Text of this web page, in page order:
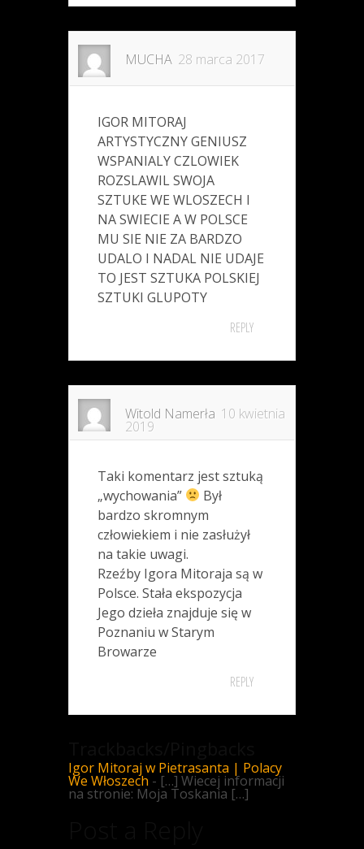
MUCHA 28 marca 2017
IGOR MITORAJ
ARTYSTYCZNY GENIUSZ
WSPANIALY CZLOWIEK
ROZSLAWIL SWOJA
SZTUKE WE WLOSZECH I
NA SWIECIE A W POLSCE
MU SIE NIE ZA BARDZO
UDALO I NADAL NIE UDAJE
TO JEST SZTUKA POLSKIEJ
SZTUKI GLUPOTY
REPLY
Witold Namerła 10 kwietnia
2019
Taki komentarz jest sztuką
„wychowania”
Był
bardzo skromnym
człowiekiem i nie zasłużył
na takie uwagi.
Rzeźby Igora Mitoraja są w
Polsce. Stała ekspozycja
Jego dzieła znajduje się w
Poznaniu w Starym
Browarze
REPLY
Igor Mitoraj w Pietrasanta | Polacy
We Włoszech - […] Wiecej informacji
na stronie: Moja Toskania […]